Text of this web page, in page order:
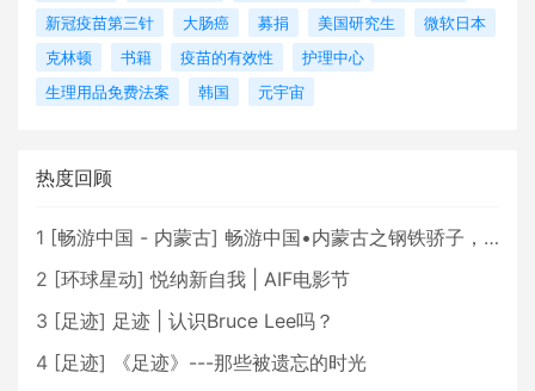
新冠疫苗第三针
大肠癌 募捐 美国研究生
微软日本
克林顿
书籍 疫苗的有效性
护理中心
生理用品免费法案
韩国 元宇宙
热度回顾
1 [畅游中国 - 内蒙古] 畅游中国•内蒙古之钢铁骄子，魅力包头
2 [环球星动] 悦纳新自我 | AIF电影节
3 [足迹] 足迹 | 认识Bruce Lee吗？
4 [足迹]
《足迹》---那些被遗忘的时光